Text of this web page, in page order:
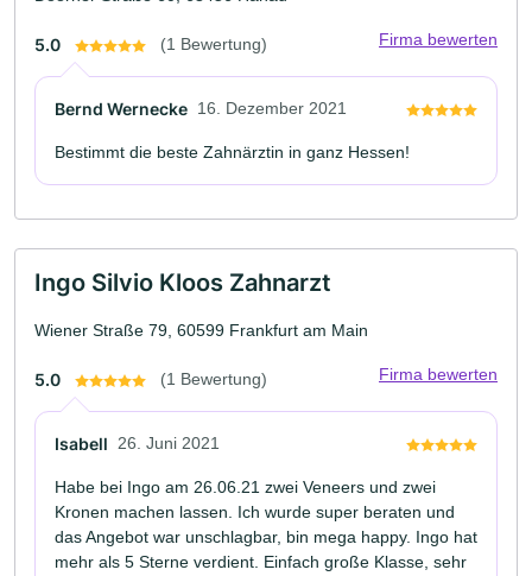
5.0 (1 Bewertung) Firma bewerten
Bernd Wernecke 16. Dezember 2021
Bestimmt die beste Zahnärztin in ganz Hessen!
Ingo Silvio Kloos Zahnarzt
Wiener Straße 79, 60599 Frankfurt am Main
5.0 (1 Bewertung) Firma bewerten
Isabell 26. Juni 2021
Habe bei Ingo am 26.06.21 zwei Veneers und zwei
Kronen machen lassen. Ich wurde super beraten und
das Angebot war unschlagbar, bin mega happy. Ingo hat
mehr als 5 Sterne verdient. Einfach große Klasse, sehr